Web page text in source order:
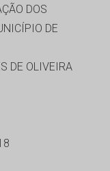
DOS
DE
DE OLIVEIRA